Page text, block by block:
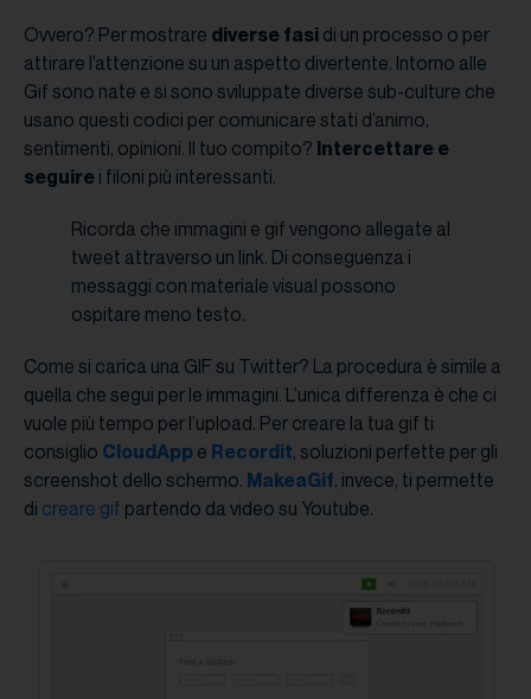
Ovvero? Per mostrare diverse fasi di un processo o per
attirare l’attenzione su un aspetto divertente. Intorno alle
Gif sono nate e si sono sviluppate diverse sub-culture che
usano questi codici per comunicare stati d’animo,
sentimenti, opinioni. Il tuo compito? Intercettare e
seguire i filoni più interessanti.
Ricorda che immagini e gif vengono allegate al
tweet attraverso un link. Di conseguenza i
messaggi con materiale visual possono
ospitare meno testo.
Come si carica una GIF su Twitter? La procedura è simile a
quella che segui per le immagini. L’unica differenza è che ci
vuole più tempo per l’upload. Per creare la tua gif ti
consiglio CloudApp e Recordit, soluzioni perfette per gli
screenshot dello schermo. MakeaGif, invece, ti permette
di creare gif partendo da video su Youtube.